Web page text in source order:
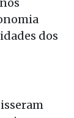
dos